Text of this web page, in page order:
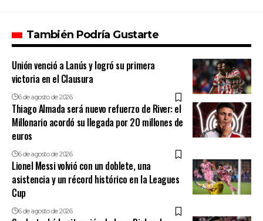
También Podría Gustarte
Unión venció a Lanús y logró su primera
victoria en el Clausura
6 de agosto de 2026
Thiago Almada será nuevo refuerzo de River: el
Millonario acordó su llegada por 20 millones de
euros
6 de agosto de 2026
Lionel Messi volvió con un doblete, una
asistencia y un récord histórico en la Leagues
Cup
6 de agosto de 2026